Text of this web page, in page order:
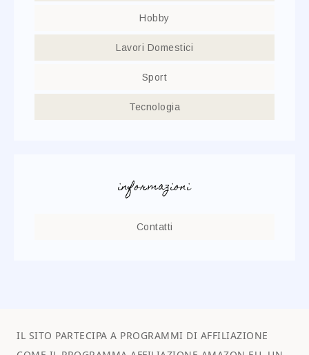
Hobby
Lavori Domestici
Sport
Tecnologia
informazioni
Contatti
IL SITO PARTECIPA A PROGRAMMI DI AFFILIAZIONE